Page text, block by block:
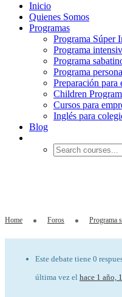
Inicio
Quienes Somos
Programas
Programa Súper
Programa
Programa
Programa
Preparación para
Children Program
Cursos para
Inglés para
Blog
Home Foros Programa
Este debate tiene 0
última vez el hace 1 año,